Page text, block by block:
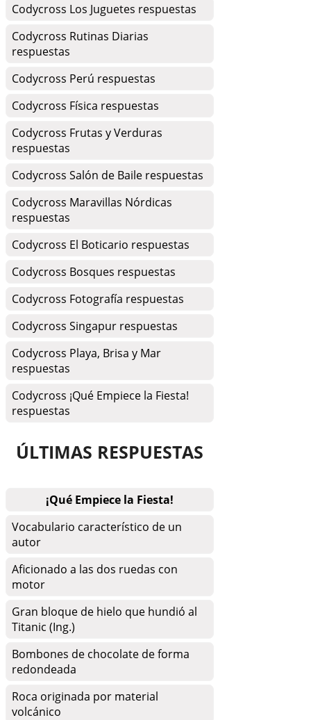
Codycross Los Juguetes respuestas
Codycross Rutinas Diarias
respuestas
Codycross Perú respuestas
Codycross Física respuestas
Codycross Frutas y Verduras
respuestas
Codycross Salón de Baile respuestas
Codycross Maravillas Nórdicas
respuestas
Codycross El Boticario respuestas
Codycross Bosques respuestas
Codycross Fotografía respuestas
Codycross Singapur respuestas
Codycross Playa, Brisa y Mar
respuestas
Codycross ¡Qué Empiece la Fiesta!
respuestas
ÚLTIMAS RESPUESTAS
¡Qué Empiece la Fiesta!
Vocabulario característico de un
autor
Aficionado a las dos ruedas con
motor
Gran bloque de hielo que hundió al
Titanic (Ing.)
Bombones de chocolate de forma
redondeada
Roca originada por material
volcánico